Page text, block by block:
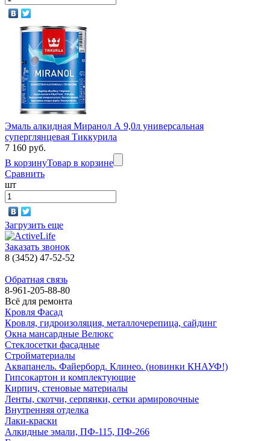
Эмаль алкидная Миранол А 9,0л универсальная
суперглянцевая Тиккурила
7 160 руб.
В корзинуТовар в корзине
Сравнить
шт
Загрузить еще
Заказать звонок
8 (3452) 47-52-52
Обратная связь
8-961-205-88-80
Всё для ремонта
Кровля Фасад
Кровля, гидроизоляция, металлочерепица, сайдинг
Окна мансардные Велюкс
Стеклосетки фасадные
Стройматериалы
Аквапанель. Файерборд. Клинео. (новинки КНАУФ!)
Гипсокартон и комплектующие
Кирпич, стеновые материалы
Ленты, скотчи, серпянки, сетки армировочные
Внутренняя отделка
Лаки-краски
Алкидные эмали, ПФ-115, ПФ-266